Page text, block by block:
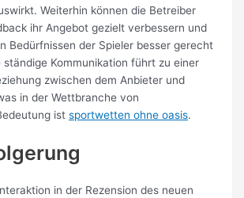
Weiterhin können die Betreiber
ihr Angebot gezielt verbessern und
Bedürfnissen der Spieler besser gerecht
ständige Kommunikation führt zu einer
zwischen dem Anbieter und
in der Wettbranche von
istsportwetten ohne oasis.
in der Rezension des neuen